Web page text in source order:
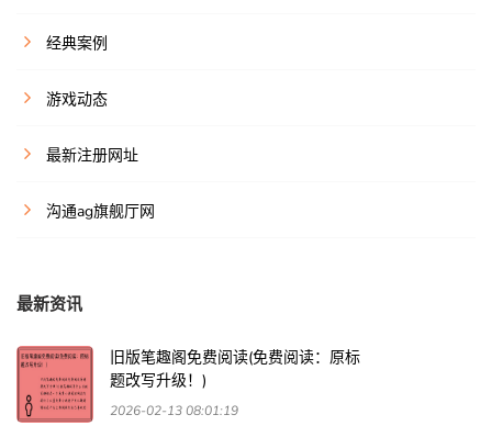
经典案例
游戏动态
最新注册网址
沟通ag旗舰厅网
最新资讯
旧版笔趣阁免费阅读(免费阅读：原标
题改写升级！)
2026-02-13 08:01:19